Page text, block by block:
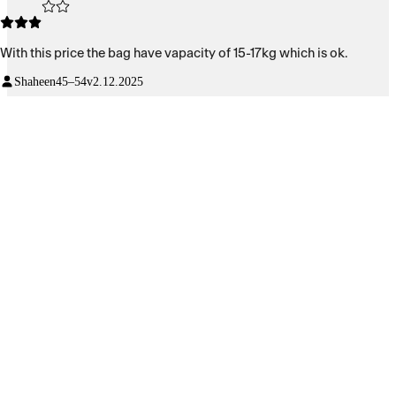
With this price the bag have vapacity of 15-17kg which is ok.
Shaheen45–54v2.12.2025